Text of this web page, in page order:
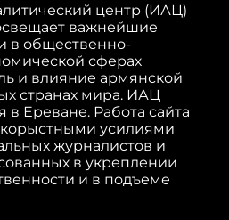
центр (ИАЦ)
важнейшие
в общественно-
сферах
и влияние армянской
странах мира. ИАЦ
в Ереване. Работа сайта
усилиями
журналистов и
в укреплении
и в подъеме